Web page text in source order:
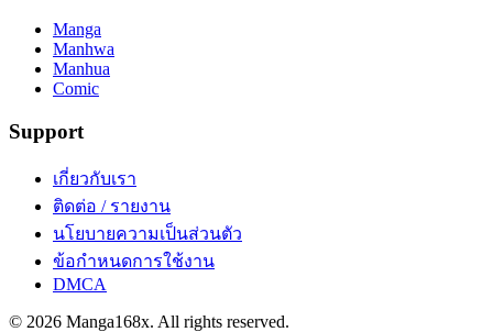
Manga
Manhwa
Manhua
Comic
Support
เกี่ยวกับเรา
ติดต่อ / รายงาน
นโยบายความเป็นส่วนตัว
ข้อกำหนดการใช้งาน
DMCA
© 2026 Manga168x. All rights reserved.